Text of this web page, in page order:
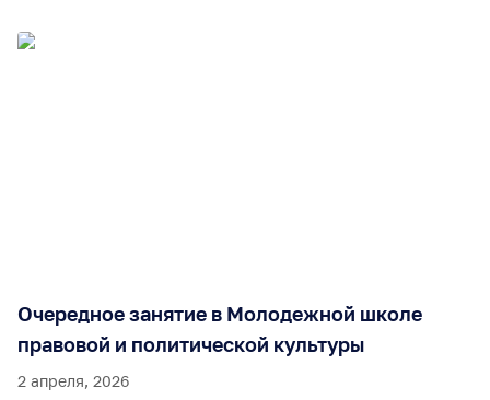
Очередное занятие в Молодежной школе
правовой и политической культуры
2 апреля, 2026